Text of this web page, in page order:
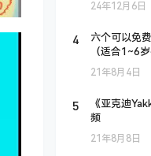
24年12月6日
4
六个可以免
（适合1~6岁
21年8月4日
5
《亚克迪
频
21年8月8日